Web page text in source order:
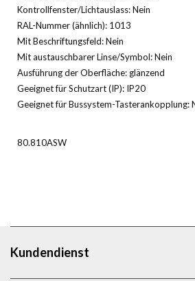
Kontrollfenster/Lichtauslass: Nein
RAL-Nummer (ähnlich): 1013
Mit Beschriftungsfeld: Nein
Mit austauschbarer Linse/Symbol: Nein
Ausführung der Oberfläche: glänzend
Geeignet für Schutzart (IP): IP20
Geeignet für Bussystem-Tasterankopplung:
80.810ASW
Kundendienst